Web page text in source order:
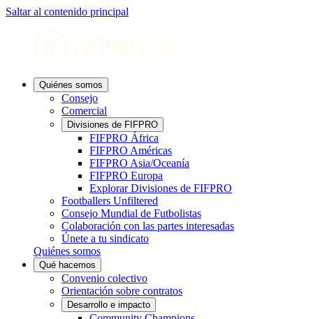
Saltar al contenido principal
Quiénes somos
Consejo
Comercial
Divisiones de FIFPRO
FIFPRO África
FIFPRO Américas
FIFPRO Asia/Oceanía
FIFPRO Europa
Explorar Divisiones de FIFPRO
Footballers Unfiltered
Consejo Mundial de Futbolistas
Colaboración con las partes interesadas
Únete a tu sindicato
Quiénes somos
Qué hacemos
Convenio colectivo
Orientación sobre contratos
Desarrollo e impacto